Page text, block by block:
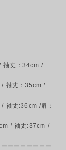
袖丈：34cm /
/ 袖丈：35cm /
袖丈:36cm /肩：
/ 袖丈:37cm /
ーーーーーーー